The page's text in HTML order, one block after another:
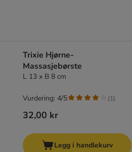
Trixie Hjørne-
Massasjebørste
L 13 x B 8 cm
32,00 kr
Vurdering: 4/5 (1)
Legg i handlekurv